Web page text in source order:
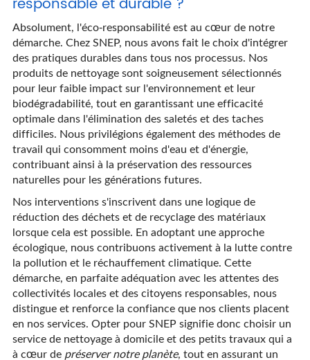
Absolument, l'éco-responsabilité est au cœur de notre
démarche. Chez SNEP, nous avons fait le choix d'intégrer
des pratiques durables dans tous nos processus. Nos
produits de nettoyage sont soigneusement sélectionnés
pour leur faible impact sur l'environnement et leur
biodégradabilité, tout en garantissant une efficacité
optimale dans l'élimination des saletés et des taches
difficiles. Nous privilégions également des méthodes de
travail qui consomment moins d'eau et d'énergie,
contribuant ainsi à la préservation des ressources
naturelles pour les générations futures.
Nos interventions s'inscrivent dans une logique de
réduction des déchets et de recyclage des matériaux
lorsque cela est possible. En adoptant une approche
écologique, nous contribuons activement à la lutte contre
la pollution et le réchauffement climatique. Cette
démarche, en parfaite adéquation avec les attentes des
collectivités locales et des citoyens responsables, nous
distingue et renforce la confiance que nos clients placent
en nos services. Opter pour SNEP signifie donc choisir un
service de nettoyage à domicile et des petits travaux qui a
à cœur de préserver notre planète, tout en assurant un